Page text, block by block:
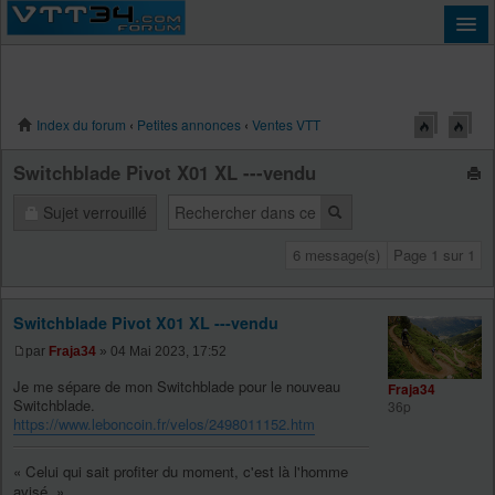
Index du forum ‹ Petites annonces ‹ Ventes VTT
Switchblade Pivot X01 XL ---vendu
Sujet verrouillé
6 message(s) Page 1 sur 1
Switchblade Pivot X01 XL ---vendu
par Fraja34 » 04 Mai 2023, 17:52
Je me sépare de mon Switchblade pour le nouveau
Switchblade.
https://www.leboncoin.fr/velos/2498011152.htm
« Celui qui sait profiter du moment, c'est là l'homme
avisé. »
Fraja34
36p